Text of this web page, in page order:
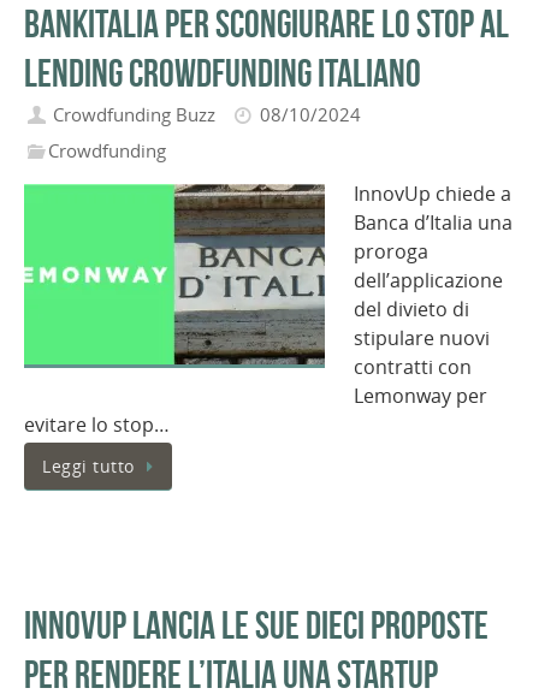
Bankitalia per scongiurare lo stop al
lending crowdfunding italiano
Crowdfunding Buzz
08/10/2024
Crowdfunding
InnovUp chiede a
Banca d’Italia una
proroga
dell’applicazione
del divieto di
stipulare nuovi
contratti con
Lemonway per
evitare lo stop…
Leggi tutto
InnovUp lancia le sue dieci proposte
per rendere l’Italia una Startup